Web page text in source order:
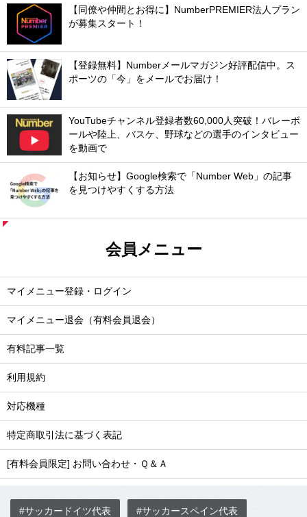
【同僚や仲間とお得に】NumberPREMIER法人プラン
が募集スタート！
【登録無料】Numberメールマガジン好評配信中。ス
ポーツの「今」をメールでお届け！
YouTubeチャンネル登録者数60,000人突破！バレーボ
ールや陸上、バスケ、野球などの選手のインタビュー
を動画で
【お知らせ】Google検索で「Number Web」の記事
を見つけやすくする方法
会員メニュー
マイメニュー登録・ログイン
マイメニュー退会（有料会員退会）
有料記事一覧
利用規約
対応機種
特定商取引法に基づく表記
[有料会員限定] お問い合わせ・Ｑ＆Ａ
#サッカードイツ代表 #サッカースペイン代表